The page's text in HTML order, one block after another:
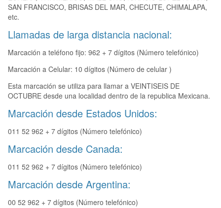
SAN FRANCISCO, BRISAS DEL MAR, CHECUTE, CHIMALAPA,
etc.
Llamadas de larga distancia nacional:
Marcación a teléfono fijo: 962 + 7 dígitos (Número telefónico)
Marcación a Celular: 10 dígitos (Número de celular )
Esta marcación se utiliza para llamar a VEINTISEIS DE
OCTUBRE desde una localidad dentro de la republica Mexicana.
Marcación desde Estados Unidos:
011 52 962 + 7 dígitos (Número telefónico)
Marcación desde Canada:
011 52 962 + 7 dígitos (Número telefónico)
Marcación desde Argentina:
00 52 962 + 7 dígitos (Número telefónico)